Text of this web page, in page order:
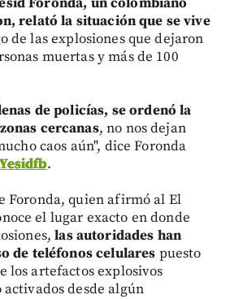
relató la situación que se vive
de las explosiones que dejaron
muertas y más de 100
de policías, se ordenó la
cercanas, no nos dejan
caos aún", dice Foronda
.
Foronda, quien afirmó al El
el lugar exacto en donde
las autoridades han
de teléfonos celulares puesto
los artefactos explosivos
desde algún